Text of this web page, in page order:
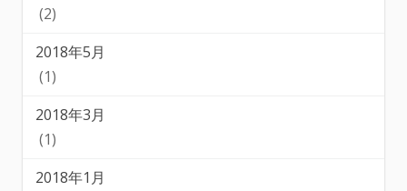
(2)
2018年5月
(1)
2018年3月
(1)
2018年1月